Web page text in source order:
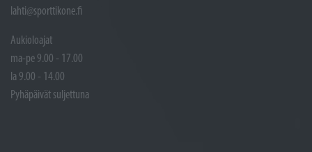
lahti@sporttikone.fi
Aukioloajat
ma-pe 9.00 - 17.00
la 9.00 - 14.00
Pyhäpäivät suljettuna